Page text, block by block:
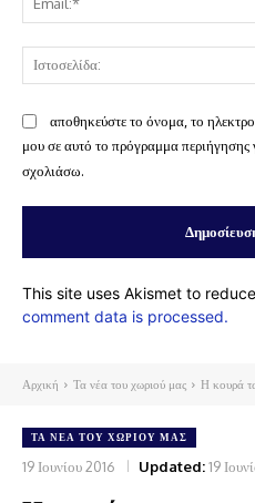
αποθηκεύστε το όνομα, το
μου σε αυτό το πρόγραμμα
σχολιάσω.
This site uses Akismet to
comment data is processed.